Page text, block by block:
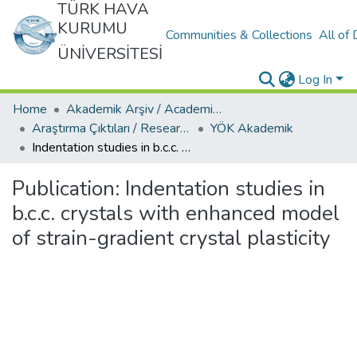
TÜRK HAVA
KURUMU
ÜNİVERSİTESİ
Communities & Collections All of
Log In
Home
Akademik Arşiv / Academic Archive
Araştırma Çıktıları / Research Outcomes
YÖK Akademik
Indentation studies in b.c.c. crystals with enhanced model of strain-gradient crystal plasticity
Publication: Indentation studies in
b.c.c. crystals with enhanced model
of strain-gradient crystal plasticity